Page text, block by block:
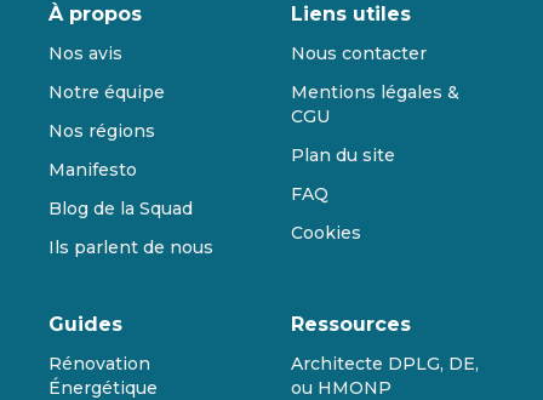
À propos
Nos avis
Notre équipe
Nos régions
Manifesto
Blog de la Squad
Ils parlent de nous
Liens utiles
Nous contacter
Mentions légales &
CGU
Plan du site
FAQ
Cookies
Guides
Rénovation
Énergétique
Ressources
Architecte DPLG, DE,
ou HMONP